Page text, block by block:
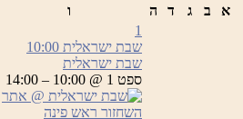
א
ב ג ד ה ו
1
שבת ישראלית 10:00
שבת ישראלית
ספט 1 @ 10:00 – 14:00